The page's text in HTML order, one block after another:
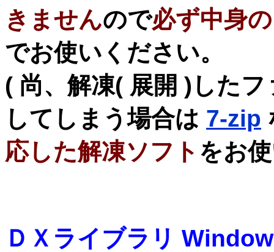
きませんので必ず中身
でお使いください。
( 尚、解凍( 展開 )した
してしまう場合は 7-zip
応した解凍ソフト をお
ＤＸライブラリ